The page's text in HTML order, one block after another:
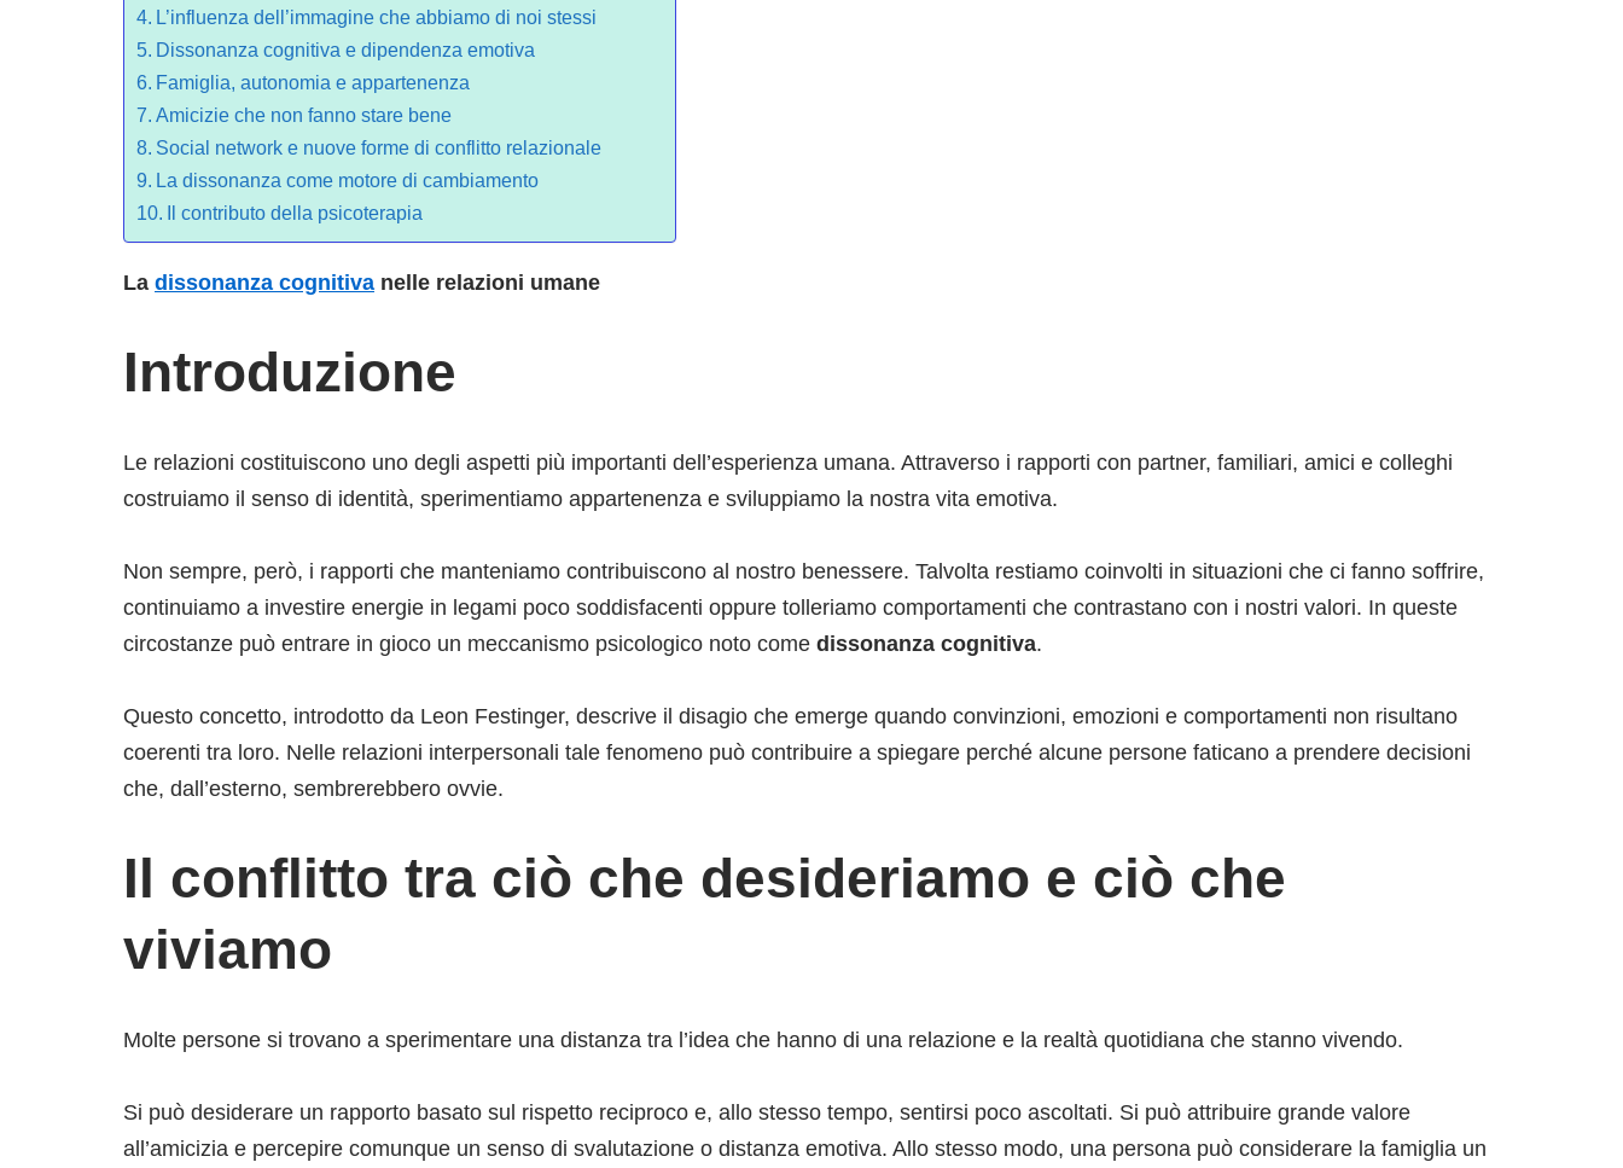
L’influenza dell’immagine che abbiamo di noi stessi
Dissonanza cognitiva e dipendenza emotiva
Famiglia, autonomia e appartenenza
Amicizie che non fanno stare bene
Social network e nuove forme di conflitto relazionale
La dissonanza come motore di cambiamento
Il contributo della psicoterapia
La dissonanza cognitiva nelle relazioni umane
Introduzione
Le relazioni costituiscono uno degli aspetti più importanti dell’esperienza umana. Attraverso i rapporti con partner, familiari, amici e colleghi
costruiamo il senso di identità, sperimentiamo appartenenza e sviluppiamo la nostra vita emotiva.
Non sempre, però, i rapporti che manteniamo contribuiscono al nostro benessere. Talvolta restiamo coinvolti in situazioni che ci fanno soffrire,
continuiamo a investire energie in legami poco soddisfacenti oppure tolleriamo comportamenti che contrastano con i nostri valori. In queste
circostanze può entrare in gioco un meccanismo psicologico noto come dissonanza cognitiva.
Questo concetto, introdotto da Leon Festinger, descrive il disagio che emerge quando convinzioni, emozioni e comportamenti non risultano
coerenti tra loro. Nelle relazioni interpersonali tale fenomeno può contribuire a spiegare perché alcune persone faticano a prendere decisioni
che, dall’esterno, sembrerebbero ovvie.
Il conflitto tra ciò che desideriamo e ciò che
viviamo
Molte persone si trovano a sperimentare una distanza tra l’idea che hanno di una relazione e la realtà quotidiana che stanno vivendo.
Si può desiderare un rapporto basato sul rispetto reciproco e, allo stesso tempo, sentirsi poco ascoltati. Si può attribuire grande valore
all’amicizia e percepire comunque un senso di svalutazione o distanza emotiva. Allo stesso modo, una persona può considerare la famiglia un